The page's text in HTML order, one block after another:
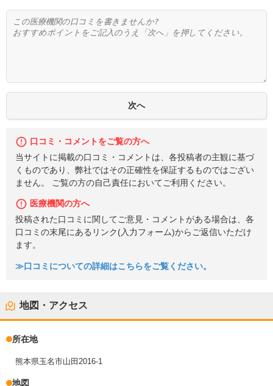
口コミ・コメントをご覧の方へ
当サイトに掲載の口コミ・コメントは、各投稿者の主観に基づ
くものであり、弊社ではその正確性を保証するものではござい
ません。 ご覧の方の自己責任においてご利用ください。
医療機関の方へ
投稿された口コミに関してご意見・コメントがある場合は、各
口コミの末尾にあるリンク(入力フォーム)からご返信いただけ
ます。
≫口コミについての詳細はこちらをご覧ください。
地図・アクセス
所在地
熊本県玉名市山田2016-1
地図